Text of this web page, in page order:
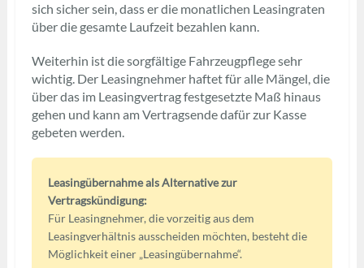
sich sicher sein, dass er die monatlichen Leasingraten
über die gesamte Laufzeit bezahlen kann.
Weiterhin ist die sorgfältige Fahrzeugpflege sehr
wichtig. Der Leasingnehmer haftet für alle Mängel, die
über das im Leasingvertrag festgesetzte Maß hinaus
gehen und kann am Vertragsende dafür zur Kasse
gebeten werden.
Leasingübernahme als Alternative zur
Vertragskündigung:
Für Leasingnehmer, die vorzeitig aus dem
Leasingverhältnis ausscheiden möchten, besteht die
Möglichkeit einer „Leasingübernahme“.